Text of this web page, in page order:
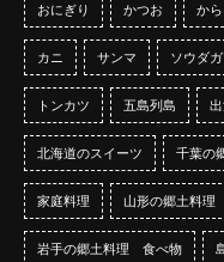
おにぎり かつお から
カニ サンマ ソウダ
トンカツ 五島列島
北海道のスイーツ 千葉の
家庭料理 山形の郷土料
岩手の郷土料理 食べ物